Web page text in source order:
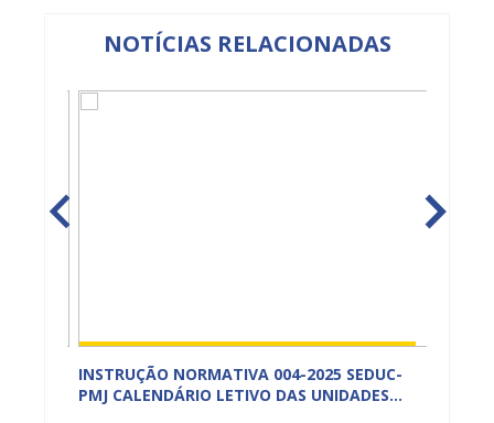
NOTÍCIAS RELACIONADAS
INSTRUÇÃO NORMATIVA 004-2025 SEDUC-
PMJ CALENDÁRIO LETIVO DAS UNIDADES